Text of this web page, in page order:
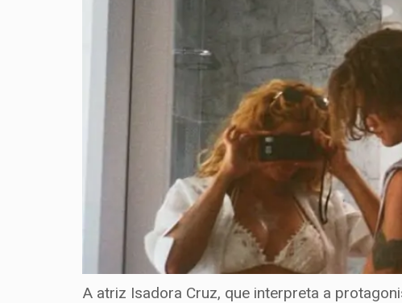
A atriz Isadora Cruz, que interpreta a